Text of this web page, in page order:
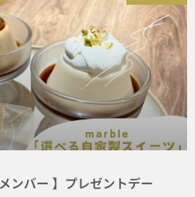
ンバー 】プレゼントデー